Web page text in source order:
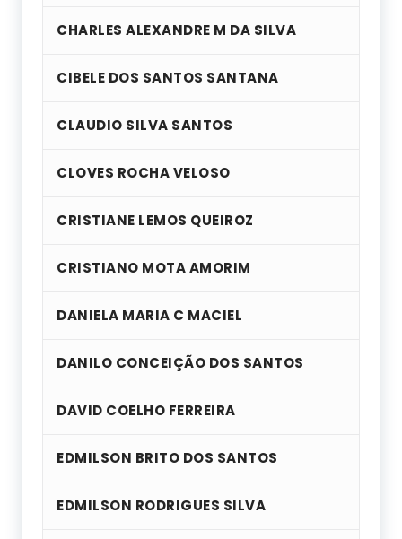
CHARLES ALEXANDRE M DA SILVA
CIBELE DOS SANTOS SANTANA
CLAUDIO SILVA SANTOS
CLOVES ROCHA VELOSO
CRISTIANE LEMOS QUEIROZ
CRISTIANO MOTA AMORIM
DANIELA MARIA C MACIEL
DANILO CONCEIÇÃO DOS SANTOS
DAVID COELHO FERREIRA
EDMILSON BRITO DOS SANTOS
EDMILSON RODRIGUES SILVA